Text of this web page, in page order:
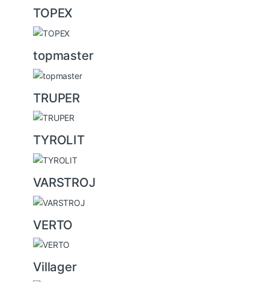
TOPEX
topmaster
TRUPER
TYROLIT
VARSTROJ
VERTO
Villager